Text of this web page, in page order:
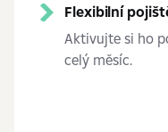
Flexibilní
Aktivujte si ho
celý měsíc.